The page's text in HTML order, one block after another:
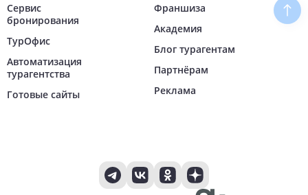
Сервис
бронирования
ТурОфис
Автоматизация
турагентства
Готовые сайты
Франшиза
Академия
Блог турагентам
Партнёрам
Реклама